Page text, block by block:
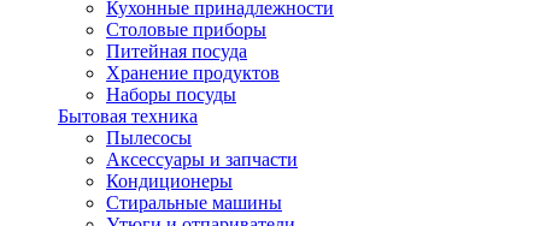
Кухонные принадлежности
Столовые приборы
Питейная посуда
Хранение продуктов
Наборы посуды
Бытовая техника
Пылесосы
Аксессуары и запчасти
Кондиционеры
Стиральные машины